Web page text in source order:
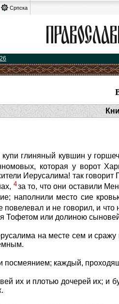
Српска
купи глиняный кувшин у
которая у ворот
Иерусалима! так
4за то, что они оставили
наполнили место сие
повелевал и не говорил, и
Тофетом или долиною
на месте сем и
посмеянием; каждый,
их и плотью дочерей их; и